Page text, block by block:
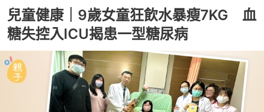
兒童健康｜9歲女童狂飲水暴瘦7KG 血
糖失控入ICU揭患一型糖尿病